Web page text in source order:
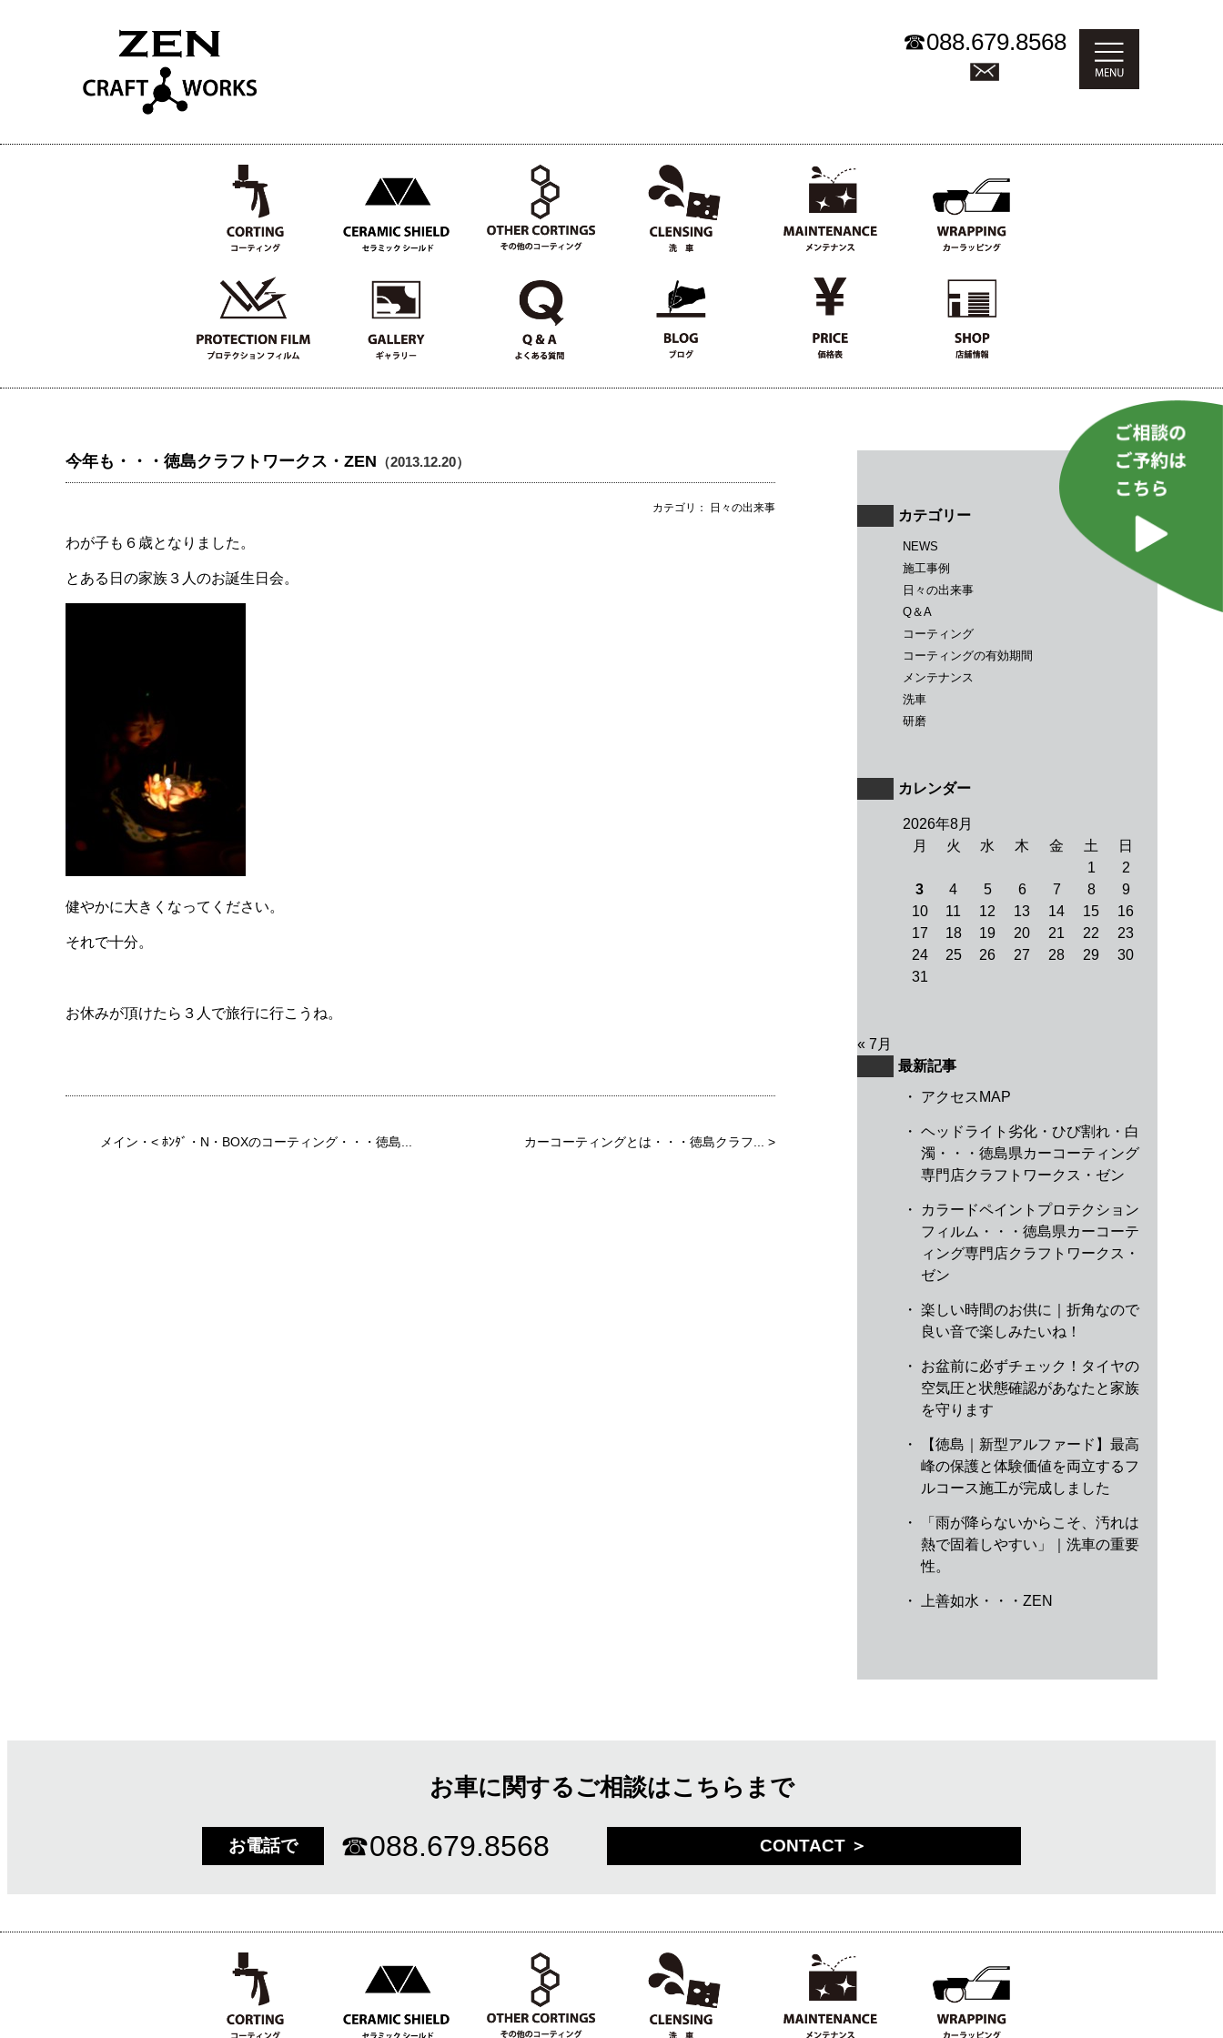
☎088.679.8568
今年も・・・徳島クラフトワークス・ZEN （2013.12.20）
カテゴリ： 日々の出来事
わが子も６歳となりました。
とある日の家族３人のお誕生日会。
健やかに大きくなってください。
それで十分。
お休みが頂けたら３人で旅行に行こうね。
メイン ・< ﾎﾝﾀﾞ・N・BOXのコーティング・・・徳島... カーコーティングとは・・・徳島クラフ... >
カテゴリー
NEWS
施工事例
日々の出来事
Q＆A
コーティング
コーティングの有効期間
メンテナンス
洗車
研磨
カレンダー
2026年8月
月
火 水 木 金 土
日
1
2
3
4 5 6 7 8
9
10
11 12 13 14 15
16
17
18 19 20 21 22
23
24
25 26 27 28 29
30
31
« 7月
最新記事
・
アクセスMAP
・ ヘッドライト劣化・ひび割れ・白
濁・・・徳島県カーコーティング
専門店クラフトワークス・ゼン
・
カラードペイントプロテクション
フィルム・・・徳島県カーコーテ
ィング専門店クラフトワークス・
ゼン
・ 楽しい時間のお供に｜折角なので
良い音で楽しみたいね！
・
お盆前に必ずチェック！タイヤの
空気圧と状態確認があなたと家族
を守ります
・
【徳島｜新型アルファード】最高
峰の保護と体験価値を両立するフ
ルコース施工が完成しました
・
「雨が降らないからこそ、汚れは
熱で固着しやすい」｜洗車の重要
性。
・ 上善如水・・・ZEN
お車に関するご相談はこちらまで
お電話で ☎088.679.8568 CONTACT ＞